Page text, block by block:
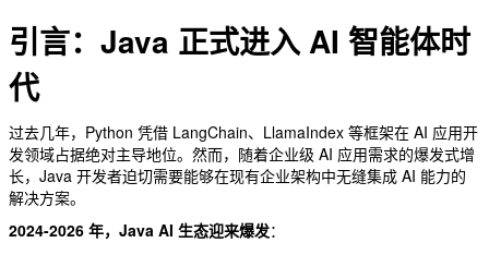
引言：Java 正式进入 AI 智能体时
代
过去几年，Python 凭借 LangChain、LlamaIndex 等框架在 AI 应用开
发领域占据绝对主导地位。然而，随着企业级 AI 应用需求的爆发式增
长，Java 开发者迫切需要能够在现有企业架构中无缝集成 AI 能力的
解决方案。
2024-2026 年，Java AI 生态迎来爆发：